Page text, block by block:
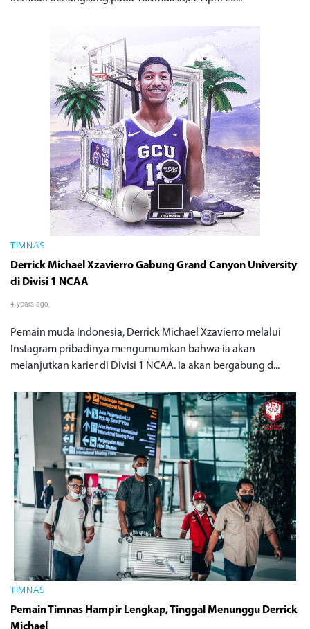
TIMNAS
Derrick Michael Xzavierro Gabung Grand Canyon University
di Divisi 1 NCAA
4 years ago
Pemain muda Indonesia, Derrick Michael Xzavierro melalui
Instagram pribadinya mengumumkan bahwa ia akan
melanjutkan karier di Divisi 1 NCAA. Ia akan bergabung d...
TIMNAS
Pemain Timnas Hampir Lengkap, Tinggal Menunggu Derrick